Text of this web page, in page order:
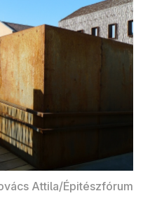
Attila/Épitészfórum